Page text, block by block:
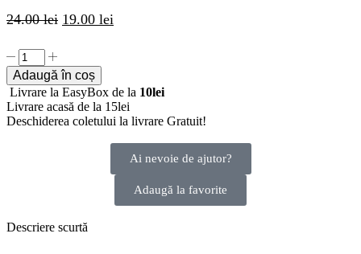
24.00lei 19.00 lei
Adaugă în coș
Livrare la EasyBox de la 10lei
Livrare acasă de la 15lei
Deschiderea coletului la livrare Gratuit!
Ai nevoie de ajutor?
Adaugă la favorite
Descriere scurtă